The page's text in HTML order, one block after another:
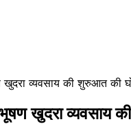
व्यवसाय की शुरुआत की
खुदरा व्यवसाय